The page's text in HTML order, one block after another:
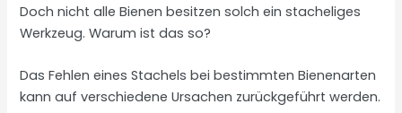
Doch nicht alle Bienen besitzen solch ein stacheliges
Werkzeug. Warum ist das so?
Das Fehlen eines Stachels bei bestimmten Bienenarten
kann auf verschiedene Ursachen zurückgeführt werden.